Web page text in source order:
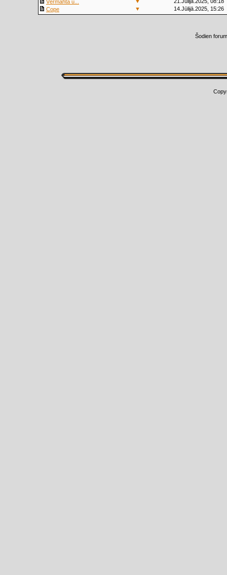
Vērmahta u...
Cope
▼ 14.Jūlijā.2025, 15:26
Šodien